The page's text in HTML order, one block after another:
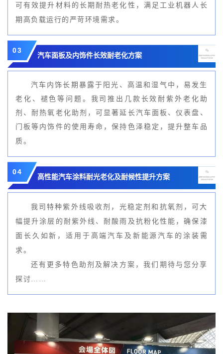
可有效提升材料的长期耐热老化性，满足工业机器人 长
期高负载运行的严苛环境需求。
03
汽车面板及内饰件长效耐老化方案
汽车内饰长期暴露于阳光、高温和湿气中，易发生
老化、褪色等问题。我司推出几款长效耐紫外老化助
剂、耐热氧老化助剂，可显著延长汽车面板、仪表盘、
门板等内饰件的使用寿命，保持色泽稳定，提升整车品
质。
04
高性能汽车涂料耐光老化及耐候性提升方案
我司特种紫外线吸收剂，光稳定剂和抗氧剂，可大
幅提升涂层的耐紫外线、耐酸雨及抗粉化性能，确保漆
面长久如新，适用于高端汽车及新能源汽车的涂装需
求。
还有更多特色助剂及解决方案，我们期待与您分享
探讨……